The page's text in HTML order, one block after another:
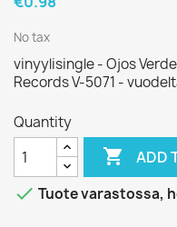
No tax
vinyylisingle - Ojos
Records V-5071 -
Quantity
 ADD
 Tuote varastossa,